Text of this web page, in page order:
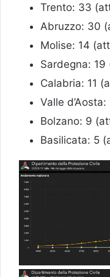
Trento: 33
Abruzzo: 30
Molise: 14
Sardegna: 19
Calabria: 11
Valle
Bolzano: 9
Basilicata: 5